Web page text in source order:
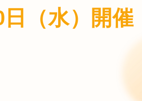
（水）開催